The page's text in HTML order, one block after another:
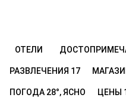
ОТЕЛИ
РАЗВЛЕЧЕНИЯ 17
ПОГОДА 28°, ЯСНО ЦЕНЫ